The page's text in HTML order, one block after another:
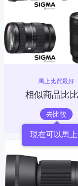
馬上比買最好
相似商品比
去比較
現在可以馬